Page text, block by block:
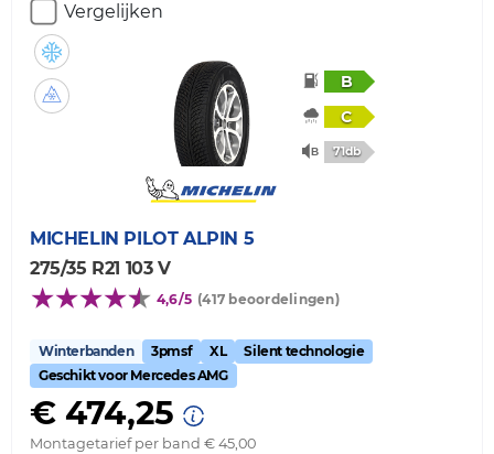
Vergelijken
B
C
71db
MICHELIN PILOT ALPIN 5
275/35 R21 103 V
4,6/5 (417 beoordelingen)
Winterbanden 3pmsf XL
Silent technologie
Geschikt voor Mercedes AMG
€ 474,25
Montagetarief per band € 45,00